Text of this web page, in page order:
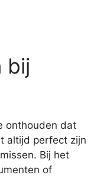
bij
onthouden dat
altijd perfect zijn
Bij het
of